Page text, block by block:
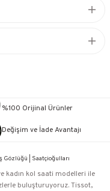
%100 Orijinal Ürünler
Değişim ve İade Avantajı
kadın kol saati modelleri ile
buluşturuyoruz. Tissot,